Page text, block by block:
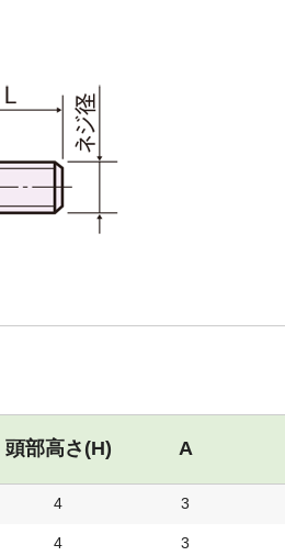
頭部高さ(H) A
4 3
4 3